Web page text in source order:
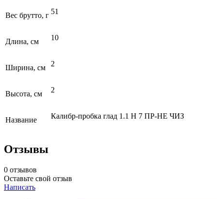
Вес брутто, г 51
Длина, см 10
Ширина, см 2
Высота, см 2
Название Калибр-пробка глад 1.1 Н 7 ПР-НЕ ЧИЗ
Отзывы
0 отзывов
Оставьте свой отзыв
Написать